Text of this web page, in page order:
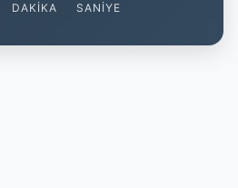
DAKIKA SANIYE